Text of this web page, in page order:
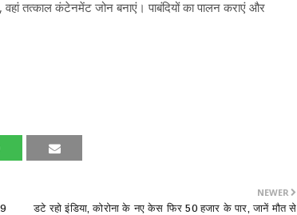
तत्काल कंटेनमेंट जोन बनाएं। पाबंदियों का पालन कराएं और
NEWER
डटे रहो इंडिया, कोरोना के नए केस फिर 50 हजार के पार, जानें मौत से